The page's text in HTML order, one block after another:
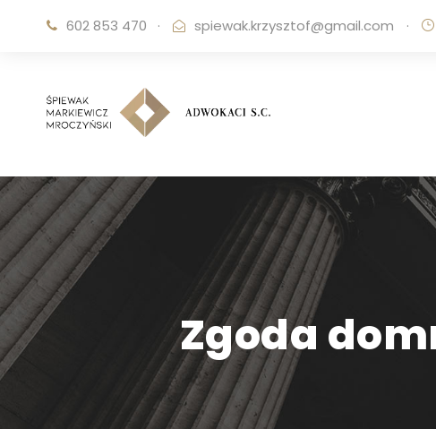
602 853 470 · spiewak.krzysztof@gmail.com ·
Zgoda